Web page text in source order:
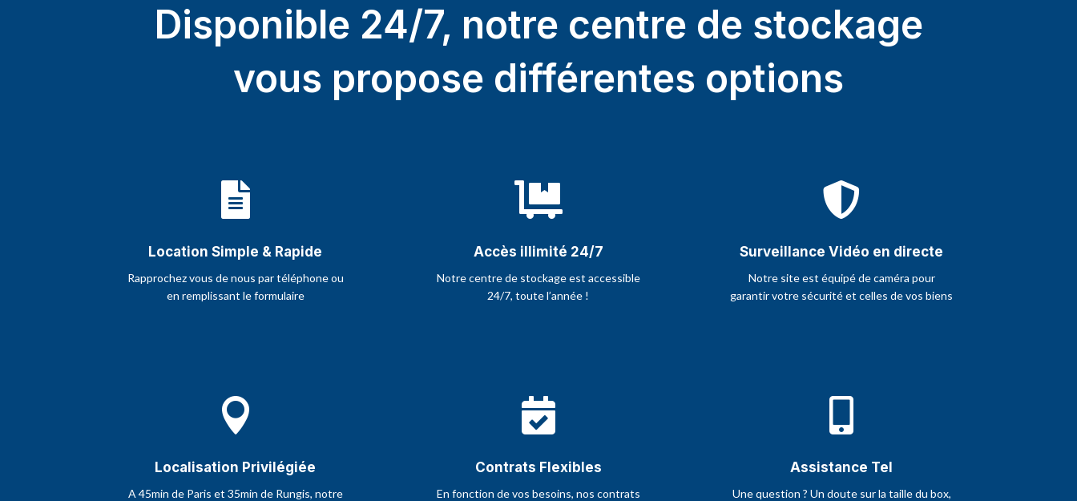
Disponible 24/7, notre centre de stockage
vous propose différentes options

Location Simple & Rapide
Rapprochez vous de nous par téléphone ou
en remplissant le formulaire

Accès illimité 24/7
Notre centre de stockage est accessible
24/7, toute l’année !

Surveillance Vidéo en directe
Notre site est équipé de caméra pour
garantir votre sécurité et celles de vos biens

Localisation Privilégiée
A 45min de Paris et 35min de Rungis, notre

Contrats Flexibles
En fonction de vos besoins, nos contrats

Assistance Tel
Une question ? Un doute sur la taille du box,